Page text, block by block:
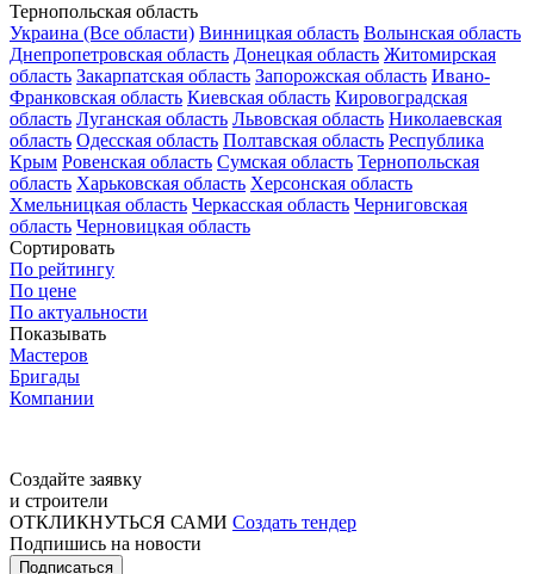
Тернопольская область
Украина (Все области) Винницкая область Волынская область
Днепропетровская область Донецкая область Житомирская
область Закарпатская область Запорожская область Ивано-
Франковская область Киевская область Кировоградская
область Луганская область Львовская область Николаевская
область Одесская область Полтавская область Республика
Крым Ровенская область Сумская область Тернопольская
область Харьковская область Херсонская область
Хмельницкая область Черкасская область Черниговская
область Черновицкая область
Сортировать
По рейтингу
По цене
По актуальности
Показывать
Мастеров
Бригады
Компании
Создайте заявку
и строители
ОТКЛИКНУТЬСЯ САМИ Создать тендер
Подпишись на новости
Подписаться